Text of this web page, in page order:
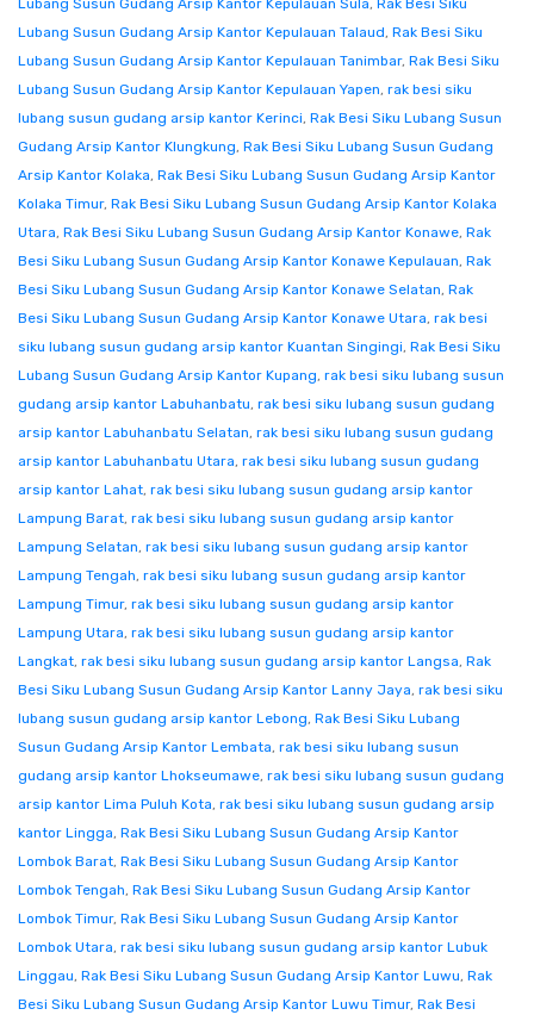
Lubang Susun Gudang Arsip Kantor Kepulauan Sula, Rak Besi Siku
Lubang Susun Gudang Arsip Kantor Kepulauan Talaud, Rak Besi Siku
Lubang Susun Gudang Arsip Kantor Kepulauan Tanimbar, Rak Besi Siku
Lubang Susun Gudang Arsip Kantor Kepulauan Yapen, rak besi siku
lubang susun gudang arsip kantor Kerinci, Rak Besi Siku Lubang Susun
Gudang Arsip Kantor Klungkung, Rak Besi Siku Lubang Susun Gudang
Arsip Kantor Kolaka, Rak Besi Siku Lubang Susun Gudang Arsip Kantor
Kolaka Timur, Rak Besi Siku Lubang Susun Gudang Arsip Kantor Kolaka
Utara, Rak Besi Siku Lubang Susun Gudang Arsip Kantor Konawe, Rak
Besi Siku Lubang Susun Gudang Arsip Kantor Konawe Kepulauan, Rak
Besi Siku Lubang Susun Gudang Arsip Kantor Konawe Selatan, Rak
Besi Siku Lubang Susun Gudang Arsip Kantor Konawe Utara, rak besi
siku lubang susun gudang arsip kantor Kuantan Singingi, Rak Besi Siku
Lubang Susun Gudang Arsip Kantor Kupang, rak besi siku lubang susun
gudang arsip kantor Labuhanbatu, rak besi siku lubang susun gudang
arsip kantor Labuhanbatu Selatan, rak besi siku lubang susun gudang
arsip kantor Labuhanbatu Utara, rak besi siku lubang susun gudang
arsip kantor Lahat, rak besi siku lubang susun gudang arsip kantor
Lampung Barat, rak besi siku lubang susun gudang arsip kantor
Lampung Selatan, rak besi siku lubang susun gudang arsip kantor
Lampung Tengah, rak besi siku lubang susun gudang arsip kantor
Lampung Timur, rak besi siku lubang susun gudang arsip kantor
Lampung Utara, rak besi siku lubang susun gudang arsip kantor
Langkat, rak besi siku lubang susun gudang arsip kantor Langsa, Rak
Besi Siku Lubang Susun Gudang Arsip Kantor Lanny Jaya, rak besi siku
lubang susun gudang arsip kantor Lebong, Rak Besi Siku Lubang
Susun Gudang Arsip Kantor Lembata, rak besi siku lubang susun
gudang arsip kantor Lhokseumawe, rak besi siku lubang susun gudang
arsip kantor Lima Puluh Kota, rak besi siku lubang susun gudang arsip
kantor Lingga, Rak Besi Siku Lubang Susun Gudang Arsip Kantor
Lombok Barat, Rak Besi Siku Lubang Susun Gudang Arsip Kantor
Lombok Tengah, Rak Besi Siku Lubang Susun Gudang Arsip Kantor
Lombok Timur, Rak Besi Siku Lubang Susun Gudang Arsip Kantor
Lombok Utara, rak besi siku lubang susun gudang arsip kantor Lubuk
Linggau, Rak Besi Siku Lubang Susun Gudang Arsip Kantor Luwu, Rak
Besi Siku Lubang Susun Gudang Arsip Kantor Luwu Timur, Rak Besi